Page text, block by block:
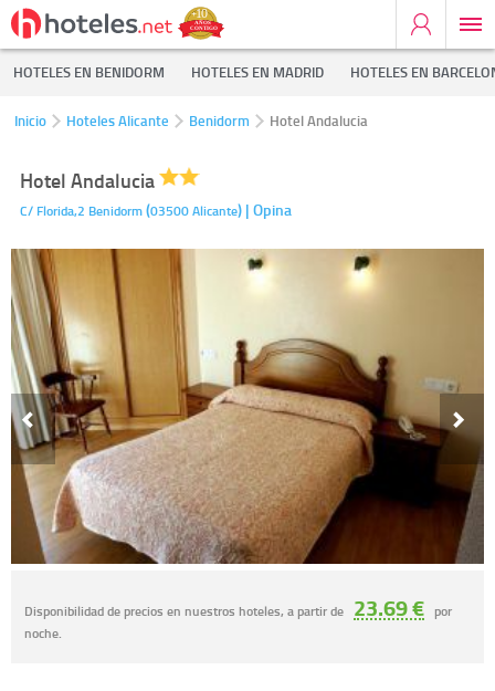
HOTELES EN BENIDORM HOTELES EN MADRID HOTELES EN
Inicio Hoteles Alicante Benidorm Hotel Andalucia
Hotel Andalucia
C/ Florida,2 Benidorm(03500Alicante) | Opina
Disponibilidad de precios en nuestros hoteles, a partir de 23.69 € por
noche.